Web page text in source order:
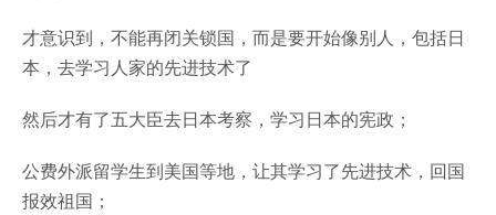
才意识到，不能再闭关锁国，而是要开始像别人，包括日
本，去学习人家的先进技术了
然后才有了五大臣去日本考察，学习日本的宪政；
公费外派留学生到美国等地，让其学习了先进技术，回国
报效祖国；